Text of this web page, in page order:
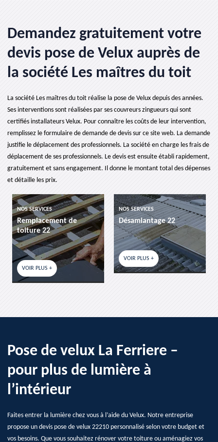
Demandez gratuitement votre
devis pose de Velux auprès de
la société Les maîtres du toit
La société Les maîtres du toit réalise la pose de Velux depuis des années.
Ses interventions sont réalisées par ses couvreurs zingueurs qui sont
certifiés installateurs Velux. Pour connaître les coûts de leur intervention,
remplissez le formulaire de demande de devis sur ce site web. La demande
justifie le déplacement des professionnels. La société en charge les frais de
déplacement de ses professionnels. Le devis est ensuite établi rapidement,
gratuitement et sans engagement. Il donne le montant total des dépenses
et détaille les prix.
NOS SERVICES
Remplacement de
toiture 22
VOIR PLUS +
NOS SERVICES
Désamiantage 22
VOIR PLUS +
Pose de velux La Ferriere –
pour plus de lumière à
l’intérieur
Faites entrer la lumière chez vous à l’aide du Velux. Notre entreprise
propose un devis pose de velux 22210 personnalisé selon votre budget et
vos besoins. Que vous souhaitez rénover votre toiture ou aménagiez vos